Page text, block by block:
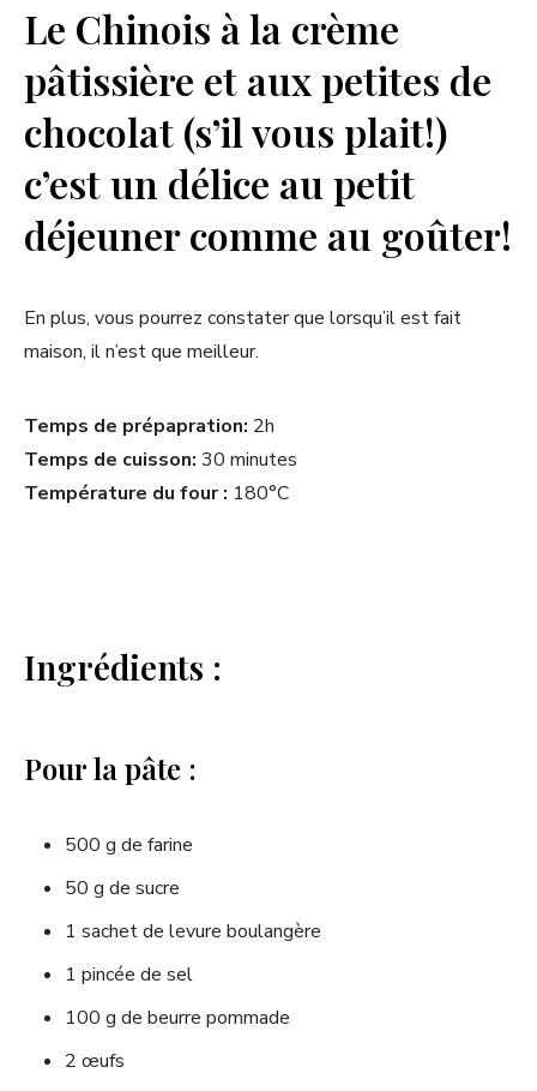
Le Chinois à la crème
pâtissière et aux petites de
chocolat (s’il vous plait!)
c’est un délice au petit
déjeuner comme au goûter!
En plus, vous pourrez constater que lorsqu’il est fait
maison, il n’est que meilleur.
Temps de prépapration: 2h
Temps de cuisson: 30 minutes
Température du four : 180°C
Ingrédients :
Pour la pâte :
500 g de farine
50 g de sucre
1 sachet de levure boulangère
1 pincée de sel
100 g de beurre pommade
2 œufs